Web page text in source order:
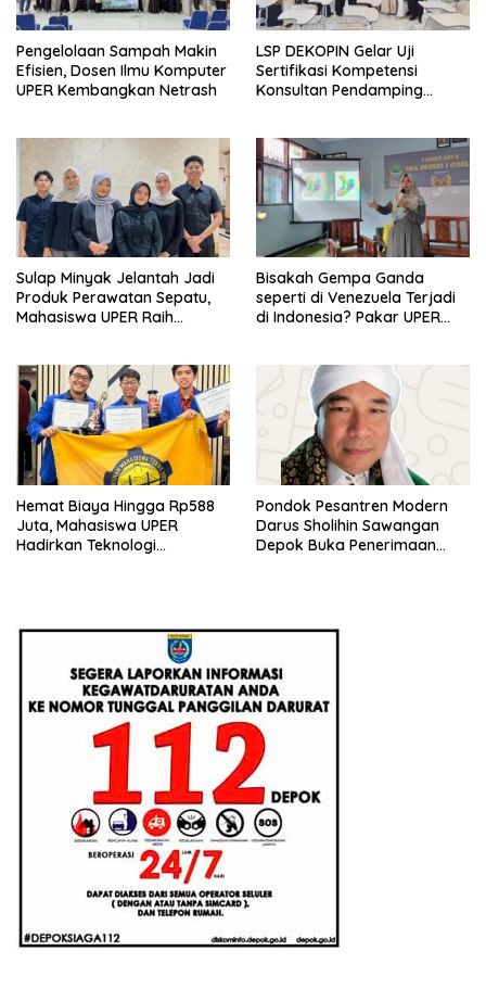
Pengelolaan Sampah Makin
Efisien, Dosen Ilmu Komputer
UPER Kembangkan Netrash
LSP DEKOPIN Gelar Uji
Sertifikasi Kompetensi
Konsultan Pendamping
Sulap Minyak Jelantah Jadi
Produk Perawatan Sepatu,
Mahasiswa UPER Raih
Bisakah Gempa Ganda
seperti di Venezuela Terjadi
di Indonesia? Pakar UPER
Hemat Biaya Hingga Rp588
Juta, Mahasiswa UPER
Hadirkan Teknologi
Pondok Pesantren Modern
Darus Sholihin Sawangan
Depok Buka Penerimaan